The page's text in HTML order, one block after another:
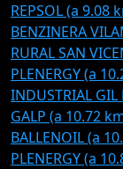
REPSOL (a 9.08
BENZINERA
RURAL SAN
PLENERGY (a
INDUSTRIAL
GALP (a 10.72
BALLENOIL (a
PLENERGY (a